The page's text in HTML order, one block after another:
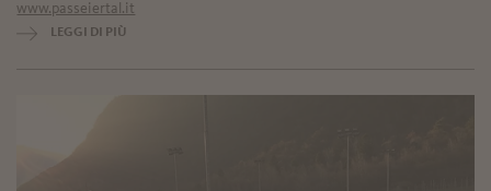
www.passeiertal.it
LEGGI DI PIÙ